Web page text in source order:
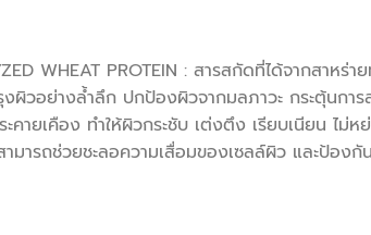
WHEAT PROTEIN : สารสกัดที่ได้จาก
วอย่างล้ำลึก ปกป้องผิวจากมลภาวะ กระตุ้นกา
ายเคือง ทำให้ผิวกระชับ เต่งตึง เรียบเนียน
ารถช่วยชะลอความเสื่อมของเซลล์ผิว และป้อง